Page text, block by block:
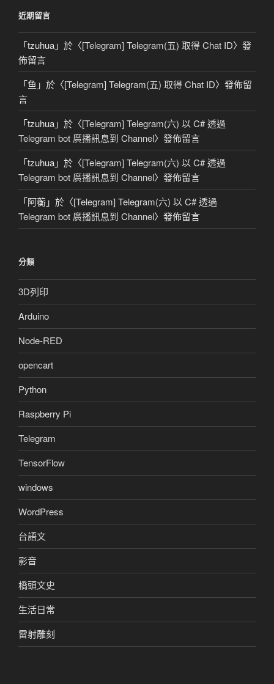
近期留言
「tzuhua」於〈[Telegram] Telegram(五) 取得 Chat ID〉發
佈留言
「鱼 」於〈[Telegram] Telegram(五) 取得 Chat ID〉發佈留
言
「tzuhua」於〈[Telegram] Telegram(六) 以 C# 透過
Telegram bot 廣播訊息到 Channel〉發佈留言
「tzuhua」於〈[Telegram] Telegram(六) 以 C# 透過
Telegram bot 廣播訊息到 Channel〉發佈留言
「阿蘅」於〈[Telegram] Telegram(六) 以 C# 透過
Telegram bot 廣播訊息到 Channel〉發佈留言
分類
3D列印
Arduino
Node-RED
opencart
Python
Raspberry Pi
Telegram
TensorFlow
windows
WordPress
台語文
影音
橋頭文史
生活日常
雷射雕刻